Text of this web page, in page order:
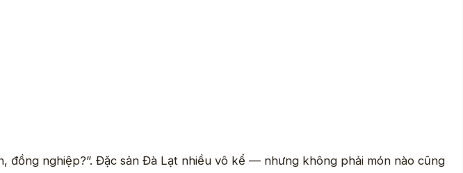
đồng nghiệp?”. Đặc sản Đà Lạt nhiều vô kể — nhưng không phải món nào cũng